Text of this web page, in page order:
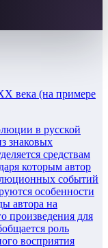
века (на примере
в русской
знаковых
средствам
которым автор
событий
особенности
автора на
произведения для
роль
восприятия